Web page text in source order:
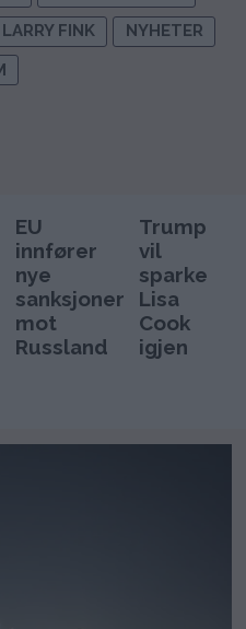
LARRY FINK
NYHETER
EU
innfører
nye
sanksjoner
mot
Russland
Trump
vil
sparke
Lisa
Cook
igjen